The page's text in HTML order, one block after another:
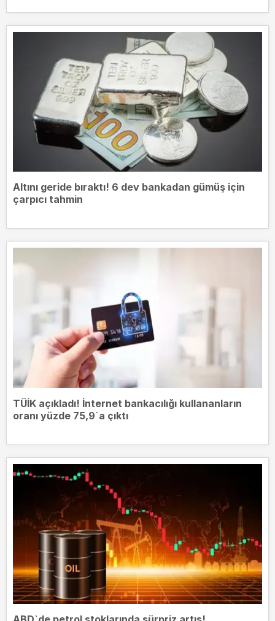
Altını geride bıraktı! 6 dev bankadan gümüş için
çarpıcı tahmin
TÜİK açıkladı! İnternet bankacılığı kullananların
oranı yüzde 75,9`a çıktı